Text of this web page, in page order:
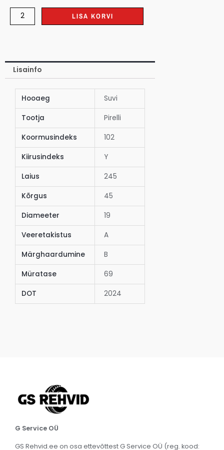
LISA KORVI
Lisainfo
Hooaeg Suvi
Tootja Pirelli
Koormusindeks 102
Kiirusindeks Y
Laius 245
Kõrgus 45
Diameeter 19
Veeretakistus A
Märghaardumine B
Müratase 69
DOT 2024
G Service OÜ
GS Rehvid.ee on osa ettevõttest G Service OÜ (reg. kood: